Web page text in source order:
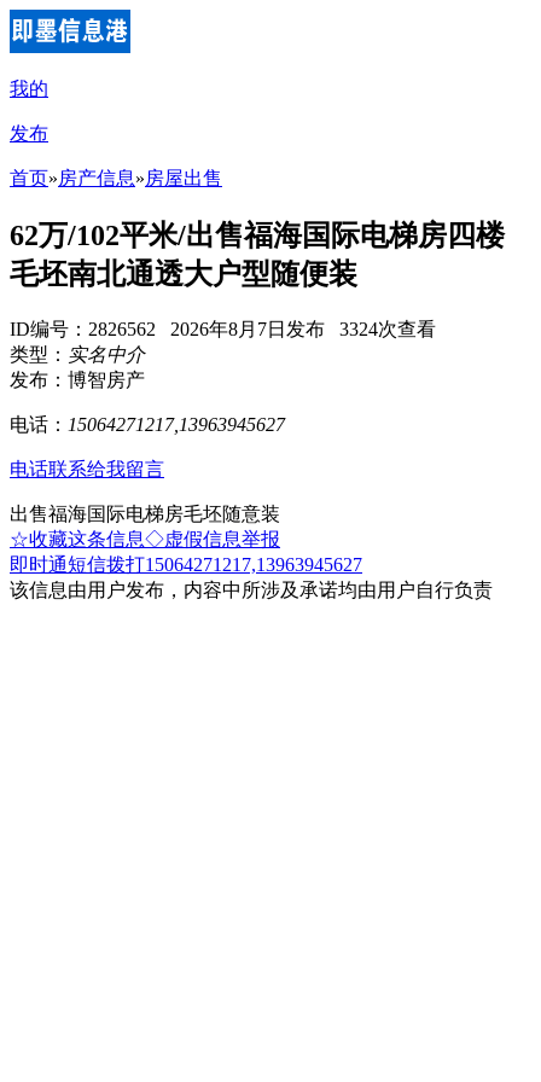
我的
发布
首页»房产信息»房屋出售
62万/102平米/出售福海国际电梯房四楼
毛坯南北通透大户型随便装
ID编号：2826562 2026年8月7日发布 3324次查看
类型： 实名中介
发布：博智房产
电话： 15064271217,13963945627
电话联系给我留言
出售福海国际电梯房毛坯随意装
☆收藏这条信息◇虚假信息举报
即时通短信拨打15064271217,13963945627
该信息由用户发布，内容中所涉及承诺均由用户自行负责